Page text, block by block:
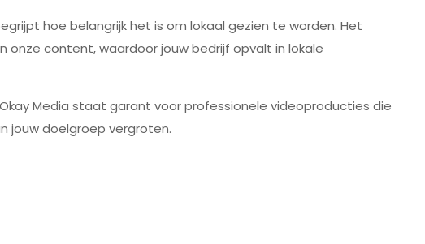
hoe belangrijk het is om lokaal gezien te worden. Het
onze content, waardoor jouw bedrijf opvalt in lokale
Media staat garant voor professionele videoproducties die
jouw doelgroep vergroten.